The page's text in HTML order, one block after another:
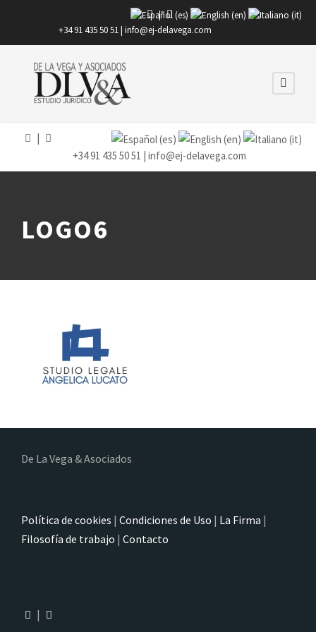
|
+34 91 435 50 51 | info@ej-delavega.com
+34 91 435 50 51 | info@ej-delavega.com
LOGO6
De La Vega & Asociados
Política de cookies | Condiciones de Uso | La Firma |
Filosofía de trabajo | Contacto
|